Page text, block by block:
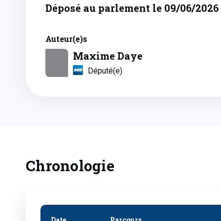
Déposé au parlement le 09/06/2026
Auteur(e)s
Maxime Daye
Député(e)
Chronologie